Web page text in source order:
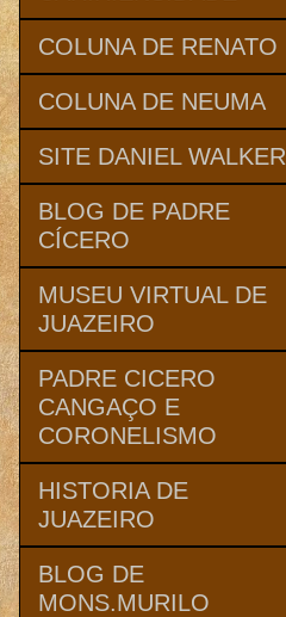
COLUNA DE RENATO
COLUNA DE NEUMA
SITE DANIEL WALKER
BLOG DE PADRE
CÍCERO
MUSEU VIRTUAL DE
JUAZEIRO
PADRE CICERO
CANGAÇO E
CORONELISMO
HISTORIA DE
JUAZEIRO
BLOG DE
MONS.MURILO